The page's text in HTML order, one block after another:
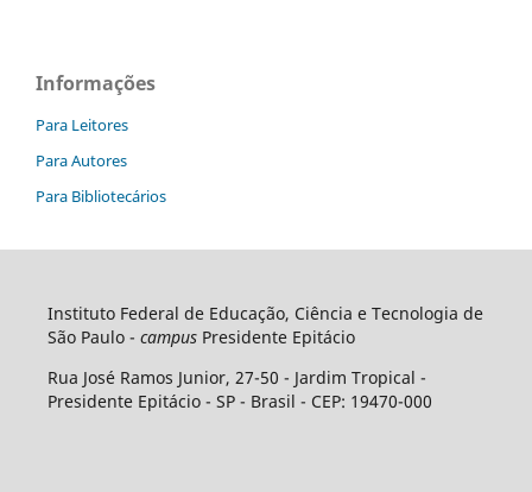
Informações
Para Leitores
Para Autores
Para Bibliotecários
Instituto Federal de Educação, Ciência e Tecnologia de
São Paulo - campusPresidente Epitácio
Rua José Ramos Junior, 27-50 - Jardim Tropical -
Presidente Epitácio - SP - Brasil - CEP: 19470-000